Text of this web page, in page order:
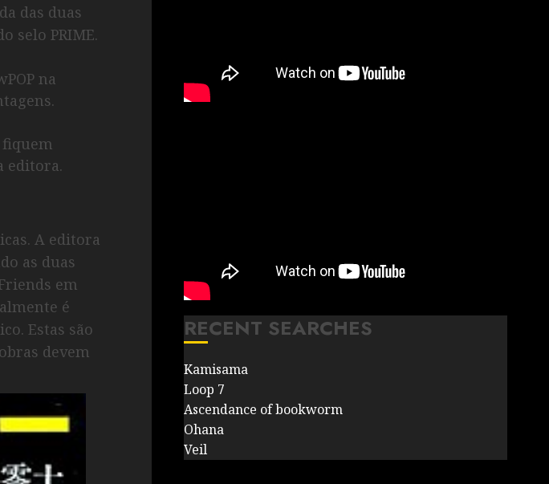
das duas
selo PRIME.
na
fiquem
editora.
A editora
as duas
em
é
Estas são
devem
RECENT SEARCHES
Kamisama
Loop 7
Ascendance of bookworm
Ohana
Veil